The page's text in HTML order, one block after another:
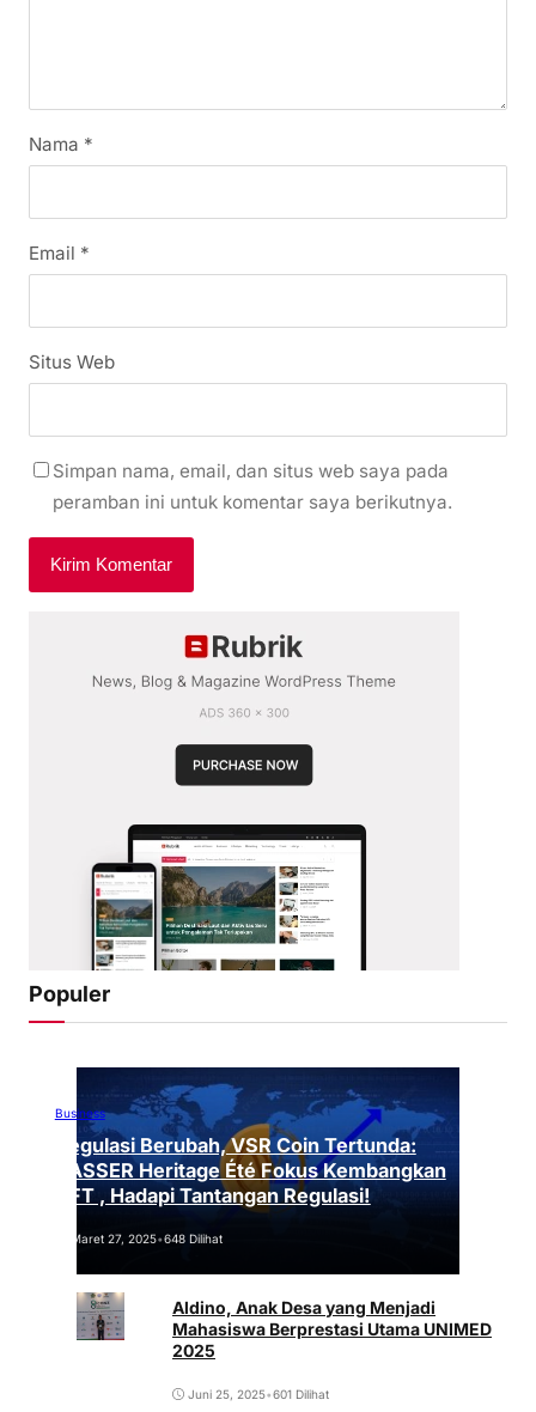
Nama *
Email *
Situs Web
Simpan nama, email, dan situs web saya pada
peramban ini untuk komentar saya berikutnya.
Populer
Business
Regulasi Berubah, VSR Coin Tertunda:
VASSER Heritage Été Fokus Kembangkan
NFT , Hadapi Tantangan Regulasi!
Maret 27, 2025•648 Dilihat
Aldino, Anak Desa yang Menjadi
Mahasiswa Berprestasi Utama UNIMED
2025
Juni 25, 2025•601 Dilihat